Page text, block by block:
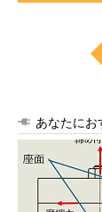
あなたにお